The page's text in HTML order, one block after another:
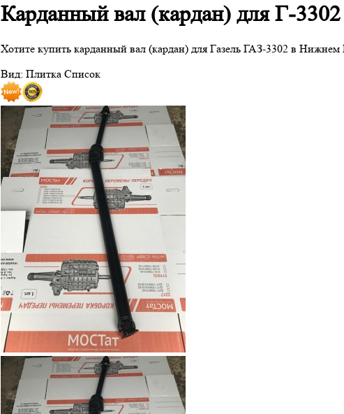
Карданный вал (кардан) для Г-3302
Хотите купить карданный вал (кардан) для Газель ГАЗ-3302 в
Вид: Плитка Список